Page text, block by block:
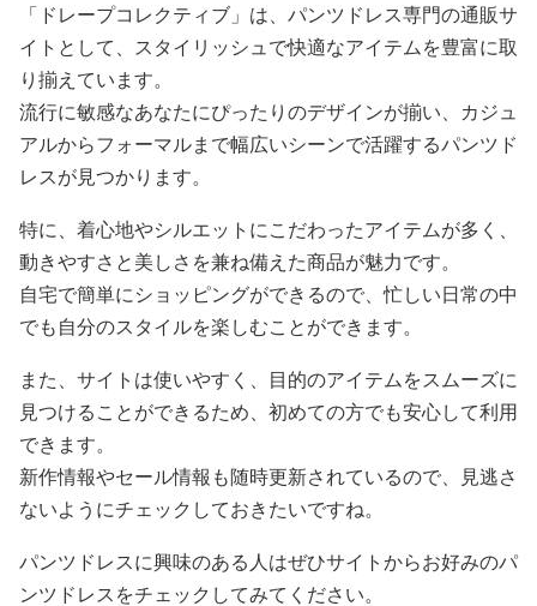
「ドレープコレクティブ」は、パンツドレス専門の通販サ
イトとして、スタイリッシュで快適なアイテムを豊富に取
り揃えています。
流行に敏感なあなたにぴったりのデザインが揃い、カジュ
アルからフォーマルまで幅広いシーンで活躍するパンツド
レスが見つかります。
特に、着心地やシルエットにこだわったアイテムが多く、
動きやすさと美しさを兼ね備えた商品が魅力です。
自宅で簡単にショッピングができるので、忙しい日常の中
でも自分のスタイルを楽しむことができます。
また、サイトは使いやすく、目的のアイテムをスムーズに
見つけることができるため、初めての方でも安心して利用
できます。
新作情報やセール情報も随時更新されているので、見逃さ
ないようにチェックしておきたいですね。
パンツドレスに興味のある人はぜひサイトからお好みのパ
ンツドレスをチェックしてみてください。